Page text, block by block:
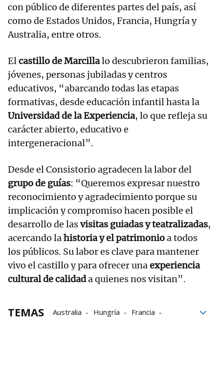
con público de diferentes partes del país, así
como de Estados Unidos, Francia, Hungría y
Australia, entre otros.
Elcastillo de Marcillalo descubrieron familias,
jóvenes, personas jubiladas y centros
educativos, “abarcando todas las etapas
formativas, desde educación infantil hasta la
Universidad de la Experiencia, lo que refleja su
carácter abierto, educativo e
intergeneracional”.
Desde el Consistorio agradecen la labor del
grupo de guías: “Queremos expresar nuestro
reconocimiento y agradecimiento porque su
implicación y compromiso hacen posible el
desarrollo de lasvisitas guiadas y teatralizadas,
acercando lahistoria y el patrimonioa todos
los públicos. Su labor es clave para mantener
vivo el castillo y para ofrecer unaexperiencia
cultural de calidada quienes nos visitan”.
TEMAS Australia Hungría
Francia